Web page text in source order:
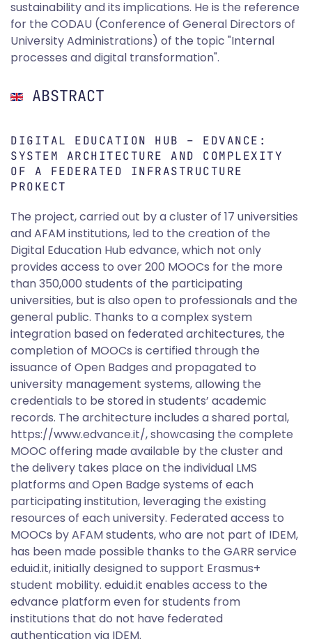
sustainability and its implications. He is the reference
for the CODAU (Conference of General Directors of
University Administrations) of the topic "Internal
processes and digital transformation".
ABSTRACT
DIGITAL EDUCATION HUB – EDVANCE:
SYSTEM ARCHITECTURE AND COMPLEXITY
OF A FEDERATED INFRASTRUCTURE
PROKECT
The project, carried out by a cluster of 17 universities
and AFAM institutions, led to the creation of the
Digital Education Hub edvance, which not only
provides access to over 200 MOOCs for the more
than 350,000 students of the participating
universities, but is also open to professionals and the
general public. Thanks to a complex system
integration based on federated architectures, the
completion of MOOCs is certified through the
issuance of Open Badges and propagated to
university management systems, allowing the
credentials to be stored in students’ academic
records. The architecture includes a shared portal,
https://www.edvance.it/, showcasing the complete
MOOC offering made available by the cluster and
the delivery takes place on the individual LMS
platforms and Open Badge systems of each
participating institution, leveraging the existing
resources of each university. Federated access to
MOOCs by AFAM students, who are not part of IDEM,
has been made possible thanks to the GARR service
eduid.it, initially designed to support Erasmus+
student mobility. eduid.it enables access to the
edvance platform even for students from
institutions that do not have federated
authentication via IDEM.